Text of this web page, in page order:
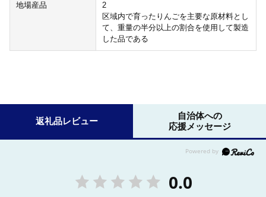
地場産品
2
区域内で育ったりんごを主要な原材料とし
て、重量の半分以上の割合を使用して製造
した品である
返礼品レビュー
自治体への
応援メッセージ
0.0